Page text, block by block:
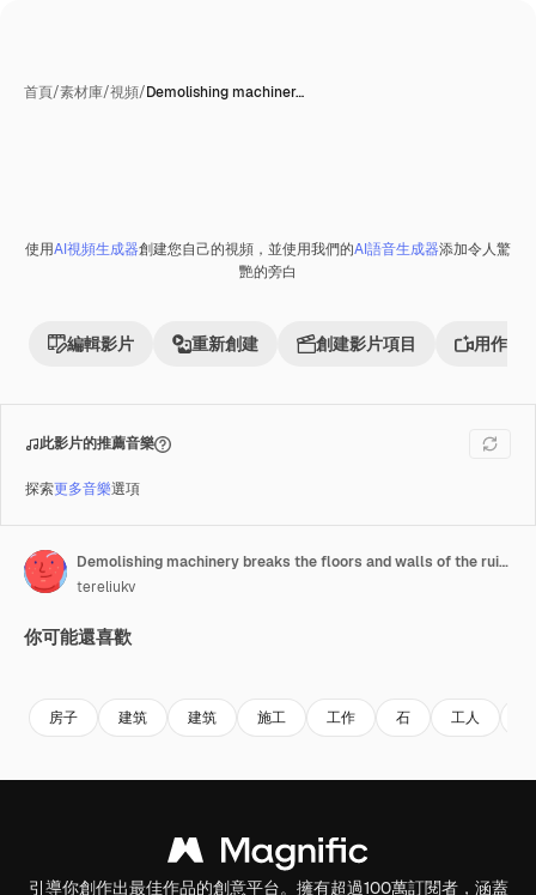
首頁/素材庫/視頻/Demolishing machiner…
Premium
使用AI視頻生成器創建您自己的視頻，並使用我們的AI語音生成器添加令人驚
艷的旁白
編輯影片 重新創建 創建影片項目 用作參
此影片的推薦音樂
探索更多音樂選項
Demolishing machinery breaks the floors and walls of the ruin. Debris falling down with heavy dusty clouds. Rising over the ruins and debris.
tereliukv
你可能還喜歡
房子 建筑 建筑 施工 工作 石 工人
引導你創作出最佳作品的創意平台。擁有超過100萬訂閱者，涵蓋